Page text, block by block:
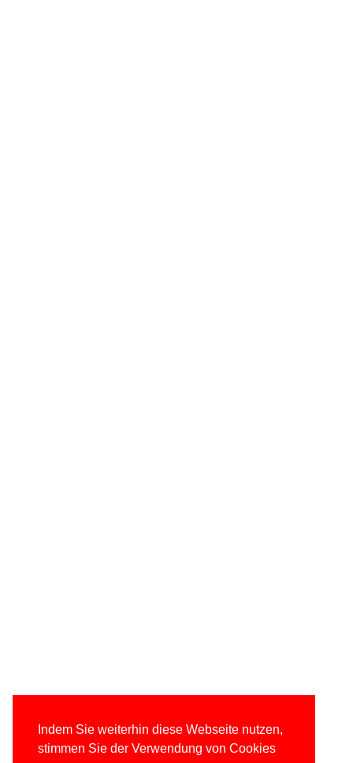
Indem Sie weiterhin diese Webseite nutzen,
stimmen Sie der Verwendung von Cookies